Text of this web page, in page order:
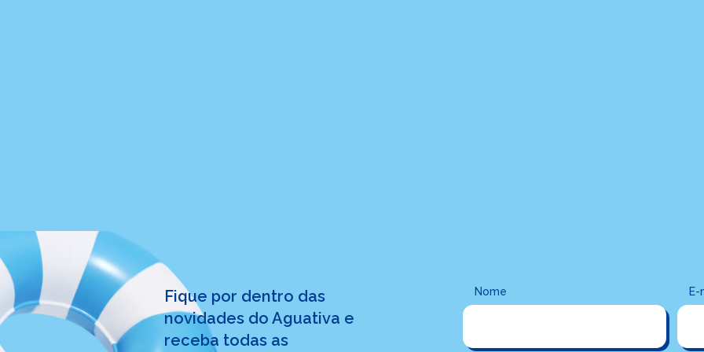
ESTILO DE VIDA
O que torna uma viagem em família realmente inesquecível?
Fique por dentro das
novidades do Aguativa e
receba todas as
Nome E-